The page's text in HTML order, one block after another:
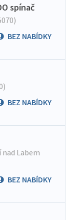
spínač
BEZ NABÍDKY
BEZ NABÍDKY
Labem
BEZ NABÍDKY